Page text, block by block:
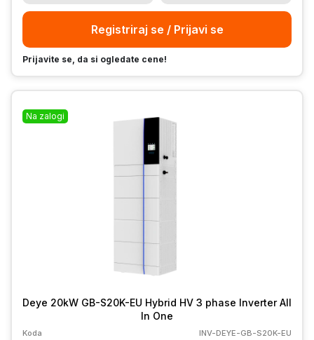
Registriraj se / Prijavi se
Prijavite se, da si ogledate cene!
Na zalogi
Deye 20kW GB-S20K-EU Hybrid HV 3 phase Inverter All
In One
Koda
INV-DEYE-GB-S20K-EU